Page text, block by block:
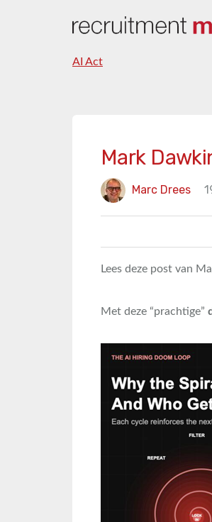
AI Act
Mark
Marc Drees
Lees deze post van
Met deze “prachtige”